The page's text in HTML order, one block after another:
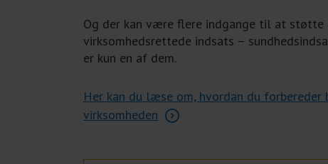
Og der kan være flere indgange til at støtte
virksomhedsrettede indsats –
er kun en af dem.
Her kan du læse om, hvordan du
virksomheden